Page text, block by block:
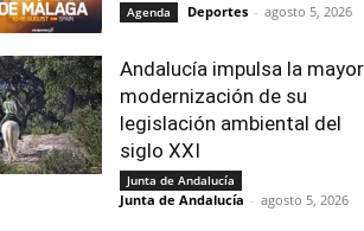
Agenda Deportes - agosto 5, 2026
Andalucía impulsa la mayor
modernización de su
legislación ambiental del
siglo XXI
Junta de Andalucía
Junta de Andalucía - agosto 5, 2026